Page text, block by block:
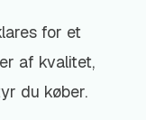
for et
af kvalitet,
du køber.